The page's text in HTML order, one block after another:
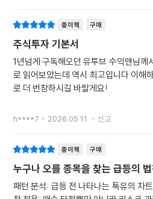
종이책 구매
주식투자 기본서
1년넘게 구독해오던 유투브 수익맨님
로 읽어보았는데 역시 최고입니다 이해
로 더 번창하시길 바랄게요!
h****7 2026.05.11. 신고
종이책 구매
누구나 오를 종목을 찾는 급등의 법
패턴 분석: 급등 전 나타나는 특유의 차